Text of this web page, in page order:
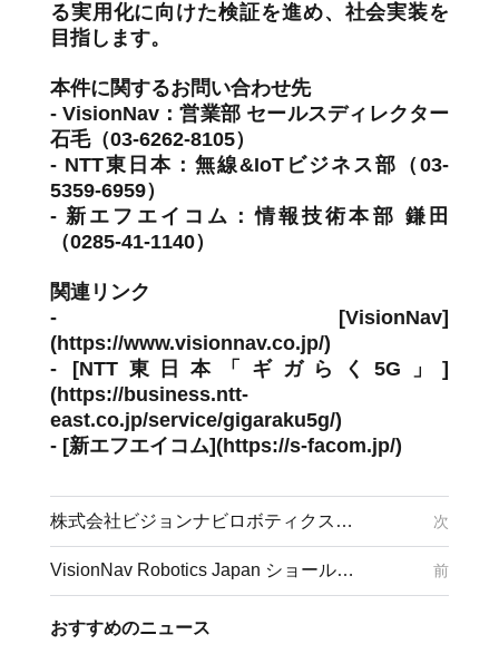
る実用化に向けた検証を進め、社会実装を
目指します。
本件に関するお問い合わせ先
- VisionNav：営業部 セールスディレクター
石毛（03-6262-8105）
- NTT東日本：無線&IoTビジネス部（03-
5359-6959）
- 新エフエイコム：情報技術本部 鎌田
（0285-41-1140）
関連リンク
- [VisionNav]
(https://www.visionnav.co.jp/)
- [NTT東日本「ギガらく5G」]
(https://business.ntt-
east.co.jp/service/gigaraku5g/)
- [新エフエイコム](https://s-facom.jp/)
株式会社ビジョンナビロボティクスジャパン、本社オフィスを移転 次
VisionNav Robotics Japan ショールーム移転のお知らせ 前
おすすめのニュース